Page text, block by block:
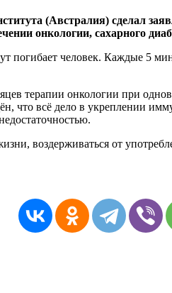
(Австралия) сделал
онкологии, сахарного
погибает человек. Каждые 5
терапии онкологии при
что всё дело в укреплении
воздерживаться от